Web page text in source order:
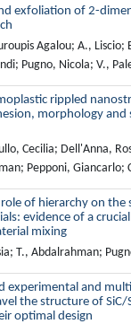
exfoliation of 2-
Agalou; A., Liscio;
Pugno, Nicola; V.,
rippled
morphology and
Cecilia; Dell'Anna,
Pepponi, Giancarlo;
of hierarchy on the
evidence of a
mixing
T., Abdalrahman;
experimental and
the structure of SiC/
optimal design